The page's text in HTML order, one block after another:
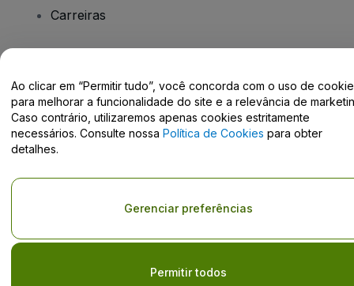
Carreiras
Centro de Ajuda / Fale Conosco
O uso deste site constitui aceitação dosTermos e Condições
Não partilhar as minhas informações pessoais/as suas opções de
Ao clicar em “Permitir tudo”, você concorda com o uso de
para melhorar a funcionalidade do site e a relevância de
Caso contrário, utilizaremos apenas cookies estritamente
necessários. Consulte nossa Política de Cookies para obter
detalhes.
Permitir todos
Gerenciar preferências